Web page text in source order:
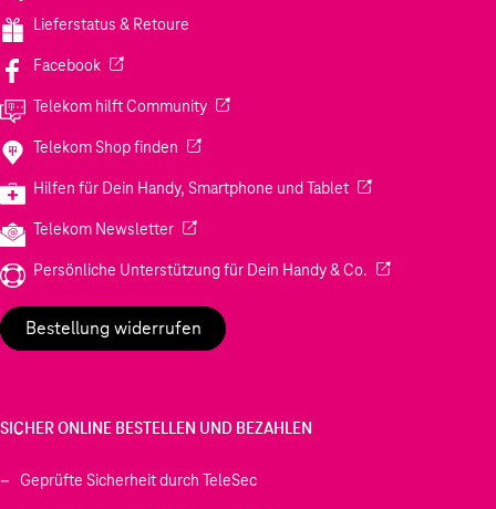
Lieferstatus & Retoure
Facebook(Wird in einem neuen Tab geöffnet)
Telekom hilft Community(Wird in einem neuen Tab geöffnet)
Telekom Shop finden (Wird in einem neuen Tab geöffnet)
Hilfen für Dein Handy, Smartphone und Tablet(Wird in einem
Telekom Newsletter(Wird in einem neuen Tab geöffnet)
Persönliche Unterstützung für Dein Handy & Co. (Wird in einem
Bestellung widerrufen
SICHER ONLINE BESTELLEN UND BEZAHLEN
Geprüfte Sicherheit durch TeleSec